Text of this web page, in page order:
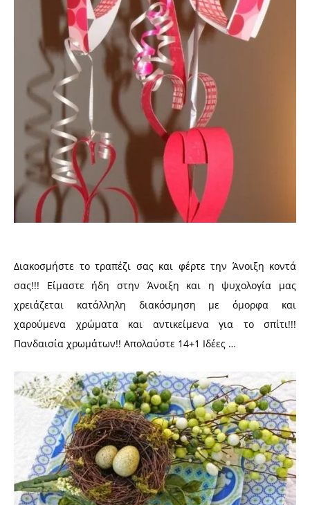
Διακοσμήστε το τραπέζι σας και φέρτε την Άνοιξη κοντά
σας!!! Είμαστε ήδη στην Άνοιξη και η ψυχολογία μας
χρειάζεται κατάλληλη διακόσμηση με όμορφα και
χαρούμενα χρώματα και αντικείμενα για το σπίτι!!!
Πανδαισία χρωμάτων!! Απολαύστε 14+1 Ιδέες …